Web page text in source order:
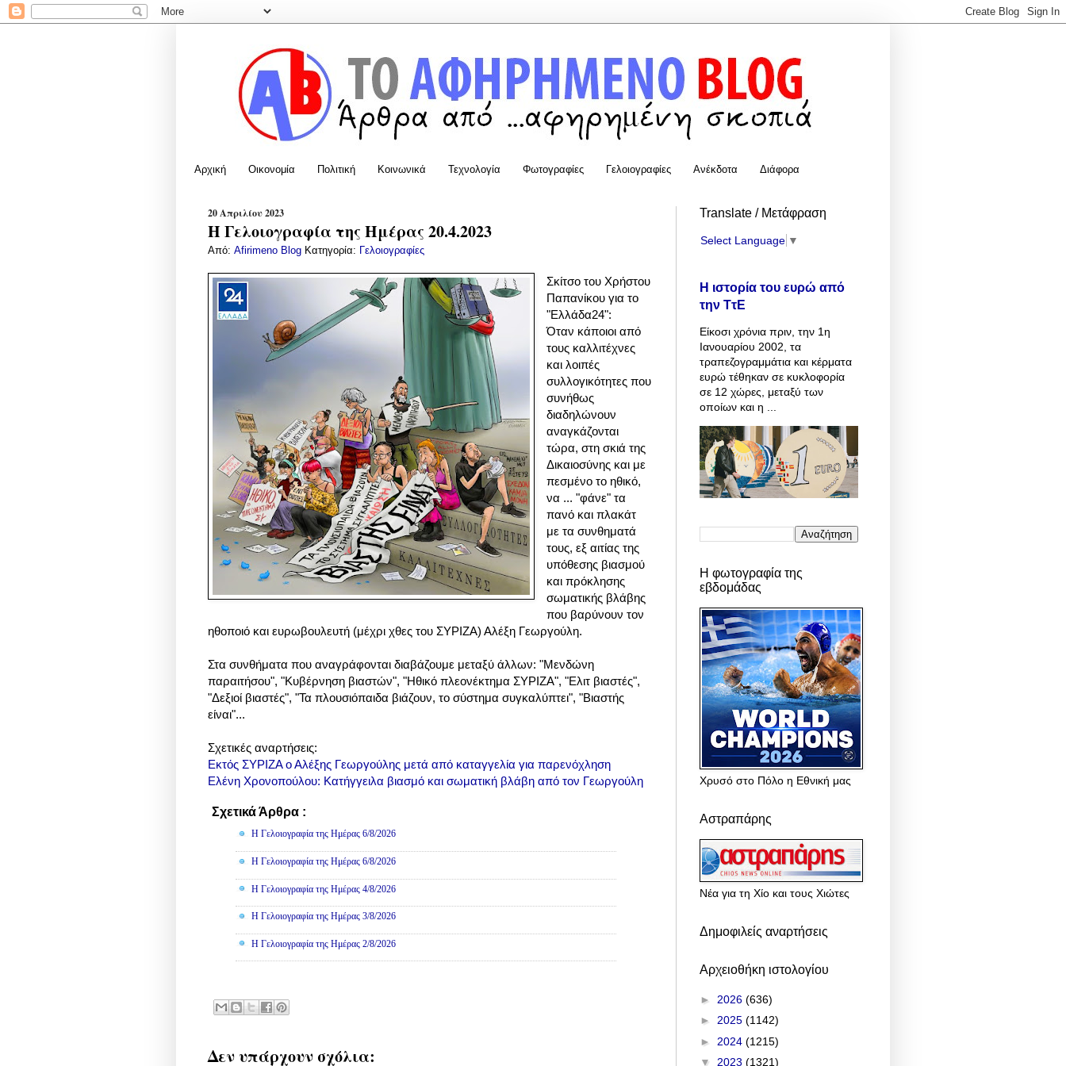
Αρχική Οικονομία Πολιτική Κοινωνικά Τεχνολογία Φωτογραφίες Γελοιογραφίες Ανέκδοτα Διάφορα
20 Απριλίου 2023
Η Γελοιογραφία της Ημέρας 20.4.2023
Από: Afirimeno Blog Κατηγορία: Γελοιογραφίες
Σκίτσο του Χρήστου
Παπανίκου για το
"Ελλάδα24":
Όταν κάποιοι από
τους καλλιτέχνες
και λοιπές
συλλογικότητες που
συνήθως
διαδηλώνουν
αναγκάζονται
τώρα, στη σκιά της
Δικαιοσύνης και με
πεσμένο το ηθικό,
να ... "φάνε" τα
πανό και πλακάτ
με τα συνθηματά
τους, εξ αιτίας της
υπόθεσης βιασμού
και πρόκλησης
σωματικής βλάβης
που βαρύνουν τον
ηθοποιό και ευρωβουλευτή (μέχρι χθες του ΣΥΡΙΖΑ) Αλέξη Γεωργούλη.
Στα συνθήματα που αναγράφονται διαβάζουμε μεταξύ άλλων: "Μενδώνη
παραιτήσου", "Κυβέρνηση βιαστών", "Ηθικό πλεονέκτημα ΣΥΡΙΖΑ", "Ελιτ βιαστές",
"Δεξιοί βιαστές", "Τα πλουσιόπαιδα βιάζουν, το σύστημα συγκαλύπτει", "Βιαστής
είναι"...
Σχετικές αναρτήσεις:
Εκτός ΣΥΡΙΖΑ ο Αλέξης Γεωργούλης μετά από καταγγελία για παρενόχληση
Ελένη Χρονοπούλου: Κατήγγειλα βιασμό και σωματική βλάβη από τον Γεωργούλη
Σχετικά Άρθρα :
Η Γελοιογραφία της Ημέρας 6/8/2026
Η Γελοιογραφία της Ημέρας 6/8/2026
Η Γελοιογραφία της Ημέρας 4/8/2026
Η Γελοιογραφία της Ημέρας 3/8/2026
Η Γελοιογραφία της Ημέρας 2/8/2026
Δεν υπάρχουν σχόλια:
Translate / Μετάφραση
Select Language ▼
Η ιστορία του ευρώ από
την ΤτΕ
Είκοσι χρόνια πριν, την 1η
Ιανουαρίου 2002, τα
τραπεζογραμμάτια και κέρματα
ευρώ τέθηκαν σε κυκλοφορία
σε 12 χώρες, μεταξύ των
οποίων και η ...
Η φωτογραφία της
εβδομάδας
Χρυσό στο Πόλο η Εθνική μας
Αστραπάρης
Νέα για τη Χίο και τους Χιώτες
Δημοφιλείς αναρτήσεις
Αρχειοθήκη ιστολογίου
► 2026 (636)
► 2025 (1142)
► 2024 (1215)
▼ 2023 (1321)